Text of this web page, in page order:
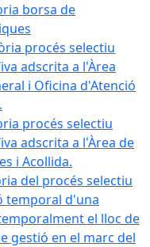
borsa de
procés selectiu
adscrita a l'Àrea
i Oficina d'Atenció
procés selectiu
adscrita a l'Àrea de
i Acollida.
del procés selectiu
temporal d'una
el lloc de
gestió en el marc del